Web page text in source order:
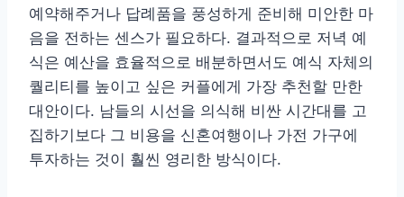
예약해주거나 답례품을 풍성하게 준비해 미안한 마
음을 전하는 센스가 필요하다. 결과적으로 저녁 예
식은 예산을 효율적으로 배분하면서도 예식 자체의
퀄리티를 높이고 싶은 커플에게 가장 추천할 만한
대안이다. 남들의 시선을 의식해 비싼 시간대를 고
집하기보다 그 비용을 신혼여행이나 가전 가구에
투자하는 것이 훨씬 영리한 방식이다.